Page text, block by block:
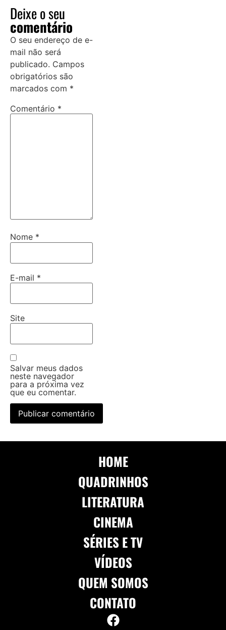
Deixe o seu
comentário
O seu endereço de e-
mail não será
publicado. Campos
obrigatórios são
marcados com *
Comentário *
Nome *
E-mail *
Site
Salvar meus dados
neste navegador
para a próxima vez
que eu comentar.
HOME
QUADRINHOS
LITERATURA
CINEMA
SÉRIES E TV
VÍDEOS
QUEM SOMOS
CONTATO